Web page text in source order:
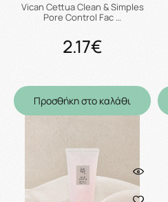
Vican Cettua Clean & Simples
Pore Control Fac …
2.17€
Προσθήκη στο καλάθι